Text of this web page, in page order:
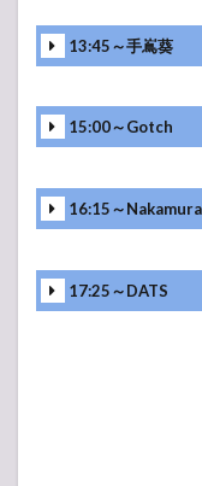
13:45～手嶌葵
15:00～Gotch
16:15～
17:25～DATS